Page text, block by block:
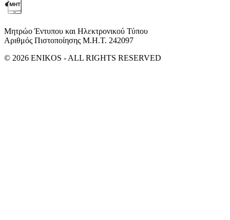
Μητρώο Έντυπου και Ηλεκτρονικού Τύπου
Αριθμός Πιστοποίησης Μ.Η.Τ. 242097
© 2026 ENIKOS - ALL RIGHTS RESERVED